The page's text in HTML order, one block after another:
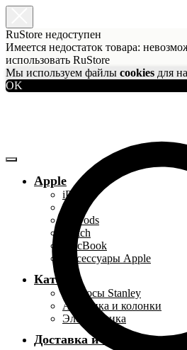
RuStore недоступен
Имеется недостаток товара:
использовать RuStore
Мы используем файлы cookies для
OK
Apple
iPhone
iPad
AirPods
Watch
MacBook
Аксессуары Apple
Каталог
Термосы Stanley
Акустика и колонки
Электроника
Доставка и оплата